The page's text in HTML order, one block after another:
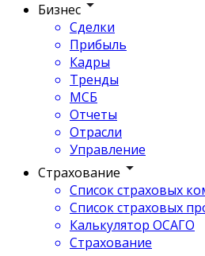
Бизнес
Сделки
Прибыль
Кадры
Тренды
МСБ
Отчеты
Отрасли
Управление
Страхование
Список страховых
Список страховых
Калькулятор ОСАГО
Страхование